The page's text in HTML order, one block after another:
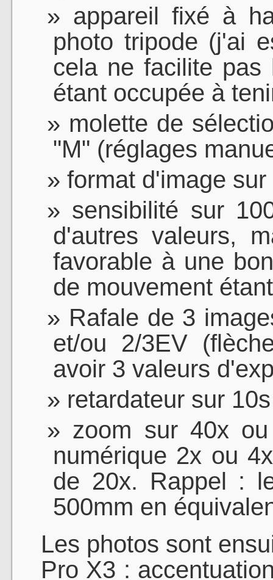
appareil fixé à
photo tripode (j'ai
cela ne facilite
étant occupée à
molette de
"M" (réglages
format d'image
sensibilité sur
d'autres valeurs,
favorable à une
de mouvement
Rafale de 3
et/ou 2/3EV
avoir 3 valeurs
retardateur sur
zoom sur 40x
numérique 2x ou
de 20x. Rappel :
500mm en
Les photos sont
Pro X3 :